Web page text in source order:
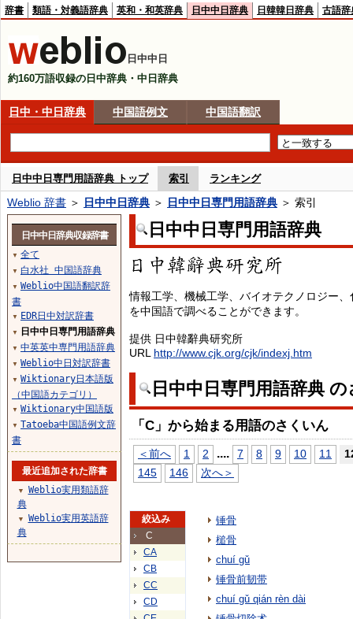
辞書 類語・対義語辞典 英和・和英辞典 日中中日辞典 日韓韓日辞典 古語辞
日中中日
約160万語収録の日中辞典・中日辞典
日中・中日辞典 中国語例文 中国語翻訳
日中中日専門用語辞典 トップ 索引 ランキング
Weblio 辞書 ＞ 日中中日辞典 ＞ 日中中日専門用語辞典 ＞ 索引
日中中日専門用語辞典
情報工学、機械工学、バイオテクノロジー
を中国語で調べることができます。
提供 日中韓辭典研究所
URL http://www.cjk.org/cjk/indexj.htm
日中中日専門用語辞典
「C」から始まる用語のさくいん
＜前へ 1 2 .... 7 8 9 10 11
145
146 次へ＞
絞込み
C
CA
CB
CC
CD
锤骨
槌骨
chuí gǔ
锤骨前韧带
chuí gǔ qián rèn dài
日中中日辞典収録辞書
▼ 全て
▼ 白水社 中国語辞典
▼ Weblio中国語翻訳辞
書
▼ EDR日中対訳辞書
▼ 日中中日専門用語辞典
▼ 中英英中専門用語辞典
▼ Weblio中日対訳辞書
▼ Wiktionary日本語版
（中国語カテゴリ）
▼ Wiktionary中国語版
▼ Tatoeba中国語例文辞
書
最近追加された辞書
▼
Weblio実用類語辞
典
▼
Weblio実用英語辞
典